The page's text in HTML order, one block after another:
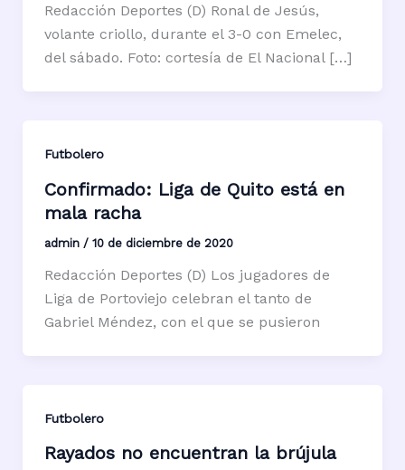
Redacción Deportes (D) Ronal de Jesús,
volante criollo, durante el 3-0 con Emelec,
del sábado. Foto: cortesía de El Nacional […]
Futbolero
Confirmado: Liga de Quito está en
mala racha
admin / 10 de diciembre de 2020
Redacción Deportes (D) Los jugadores de
Liga de Portoviejo celebran el tanto de
Gabriel Méndez, con el que se pusieron
Futbolero
Rayados no encuentran la brújula